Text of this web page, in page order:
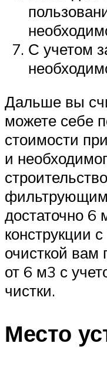
С учетом
Дальше вы
можете себе
стоимости
и
достаточно 6
конструкции
очисткой вам
от 6 м3 с
чистки.
Место